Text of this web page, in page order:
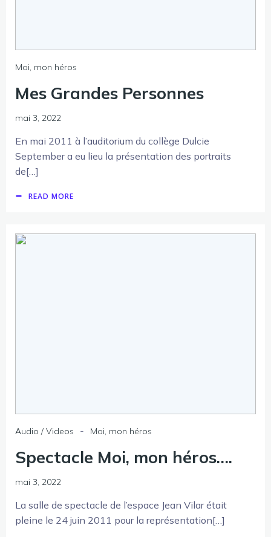
Moi, mon héros
Mes Grandes Personnes
mai 3, 2022
En mai 2011 à l’auditorium du collège Dulcie
September a eu lieu la présentation des portraits
de[…]
READ MORE
Audio / Videos - Moi, mon héros
Spectacle Moi, mon héros….
mai 3, 2022
La salle de spectacle de l’espace Jean Vilar était
pleine le 24 juin 2011 pour la représentation[…]